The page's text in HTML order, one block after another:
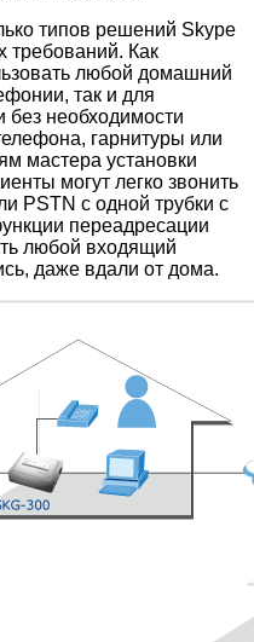
типов решений Skype
требований. Как
любой домашний
так и для
без необходимости
гарнитуры или
мастера установки
могут легко звонить
PSTN с одной трубки с
переадресации
любой входящий
даже вдали от дома.